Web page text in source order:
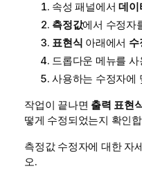
속성 패널에서 데이
측정값에서 수정자
표현식 아래에서 수
드롭다운 메뉴를
사용하는 수정자에
작업이 끝나면 출력 표현
떻게 수정되었는지 확인
측정값 수정자에 대한 자
오.